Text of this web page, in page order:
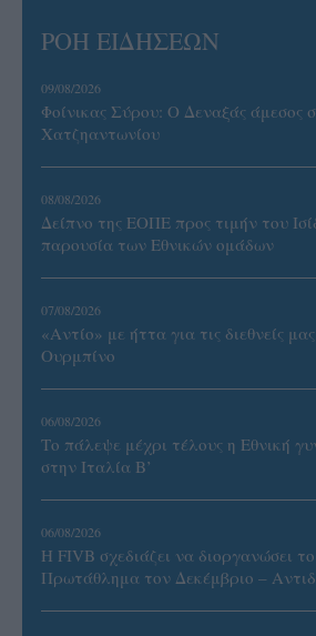
ΡΟΗ ΕΙΔΗΣΕΩΝ
09/08/2026
Φοίνικας Σύρου: Ο Δεναξάς άμεσος
Χατζηαντωνίου
08/08/2026
Δείπνο της ΕΟΠΕ προς τιμήν του
παρουσία των Εθνικών ομάδων
07/08/2026
«Αντίο» με ήττα για τις διεθνείς
Ουρμπίνο
06/08/2026
Το πάλεψε μέχρι τέλους η Εθνική
στην Ιταλία Β’
06/08/2026
Η FIVB σχεδιάζει να διοργανώσει
Πρωτάθλημα τον Δεκέμβριο –